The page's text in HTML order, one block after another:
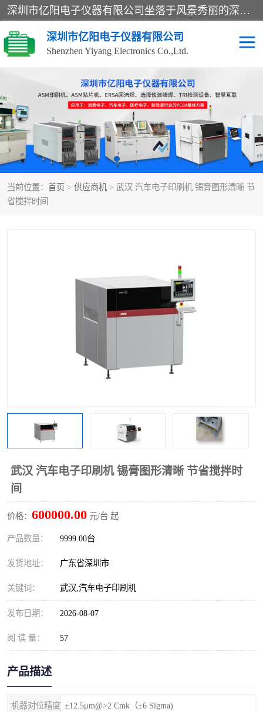
深圳市亿阳电子仪器有限公司坐落于风景秀丽的深圳市光明区，集SMT设备销售务为一体，努力为客户提供电子装配解决方案。与行业**SMT设备厂商：ASM（印刷机，锡膏检查机，贴片机），德国ERSA（爱莎）建立了稳固的代理合作关系，销售的设备一直保持**电子装配行业未来发展方向，能够满足客户各种繁杂产品的生产应用。
深圳市亿阳电子仪器有限公司
Shenzhen Yiyang Electronics Co.,Ltd.
当前位置： 首页 > 供应商机 > 武汉 汽车电子印刷机 锡膏图形清晰 节
省搅拌时间
武汉 汽车电子印刷机 锡膏图形清晰 节省搅拌时
间
价格： 600000.00 元/台 起
产品数量： 9999.00台
发货地址： 广东省深圳市
关键词： 武汉,汽车电子印刷机
发布日期： 2026-08-07
阅 读 量： 57
产品描述
机器对位精度 ±12.5μm@>2 Cmk（±6 Sigma)
SX全自动高速贴片机 E系列中速贴片机
NeoHorizon全自动锡膏印
刷机
选择性波峰焊
VERSAFLOW-335
回流焊HOTFLOW 3/20e 波峰焊
BGA返修台HR600/2 自动光学检测TR7700QE
TX 全自动高速贴片机